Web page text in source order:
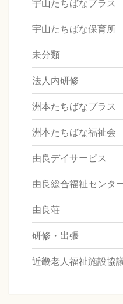
宇山たちばなプラス
宇山たちばな保育所
未分類
法人内研修
洲本たちばなプラス
洲本たちばな福祉会
由良デイサービス
由良総合福祉センタ
由良荘
研修・出張
近畿老人福祉施設協